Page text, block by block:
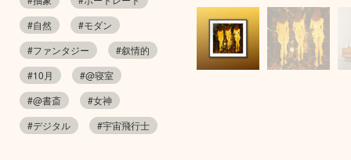
#自然
#モダン
#ファンタジー
#叙情的
#10月
#@寝室
#@書斎
#女神
#デジタル
#宇宙飛行士